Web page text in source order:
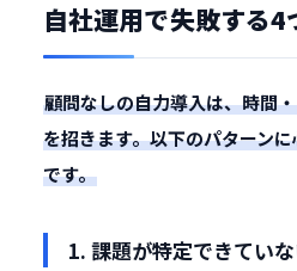
自社運用で失敗する4
顧問なしの自力導入は、時間
を招きます。以下のパターン
です。
1. 課題が特定できてい